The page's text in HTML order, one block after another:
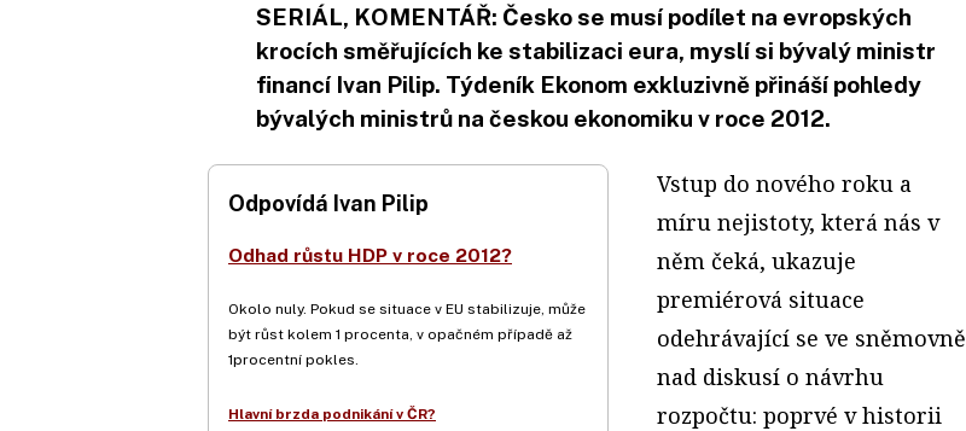
SERIÁL, KOMENTÁŘ: Česko se musí podílet na evropských
krocích směřujících ke stabilizaci eura, myslí si bývalý ministr
financí Ivan Pilip. Týdeník Ekonom exkluzivně přináší pohledy
bývalých ministrů na českou ekonomiku v roce 2012.
Odpovídá Ivan Pilip
Odhad růstu HDP v roce 2012?
Okolo nuly. Pokud se situace v EU stabilizuje, může
být růst kolem 1 procenta, v opačném případě až
1procentní pokles.
Hlavní brzda podnikání v ČR?
Vstup do nového roku a
míru nejistoty, která nás v
něm čeká, ukazuje
premiérová situace
odehrávající se ve sněmovně
nad diskusí o návrhu
rozpočtu: poprvé v historii